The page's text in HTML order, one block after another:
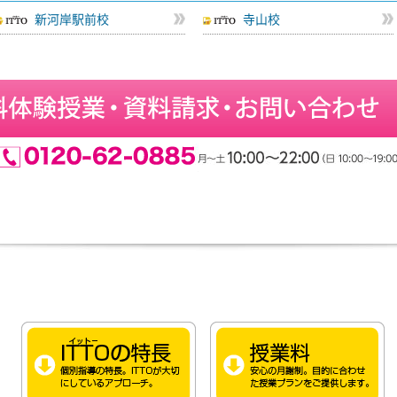
新河岸駅前校 寺山校